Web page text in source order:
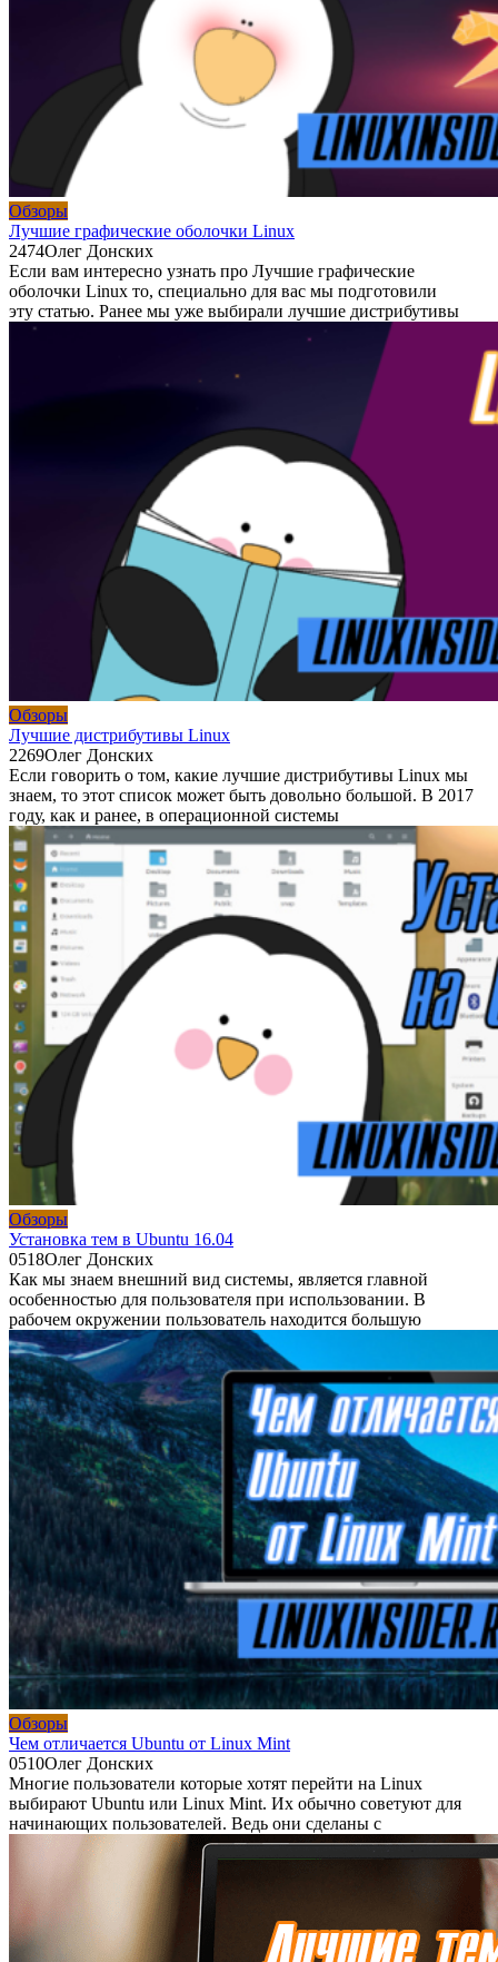
Обзоры
Лучшие графические оболочки Linux
2474Олег Донских
Если вам интересно узнать про Лучшие графические
оболочки Linux то, специально для вас мы подготовили
эту статью. Ранее мы уже выбирали лучшие дистрибутивы
Обзоры
Лучшие дистрибутивы Linux
2269Олег Донских
Если говорить о том, какие лучшие дистрибутивы Linux мы
знаем, то этот список может быть довольно большой. В 2017
году, как и ранее, в операционной системы
Обзоры
Установка тем в Ubuntu 16.04
0518Олег Донских
Как мы знаем внешний вид системы, является главной
особенностью для пользователя при использовании. В
рабочем окружении пользователь находится большую
Обзоры
Чем отличается Ubuntu от Linux Mint
0510Олег Донских
Многие пользователи которые хотят перейти на Linux
выбирают Ubuntu или Linux Mint. Их обычно советуют для
начинающих пользователей. Ведь они сделаны с